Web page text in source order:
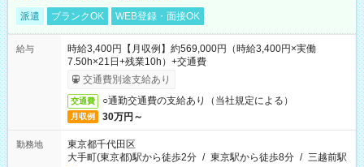
派遣 ブランクOK WEB登録・面接OK
給与
時給3,400円【月収例】約569,000円（時給3,400円×実働
7.50h×21日+残業10h）+交通費
交通費別途支給あり
交通費 ○通勤交通費の支給あり（当社規定による）
月収例 30万円～
勤務地
東京都千代田区
大手町(東京都)駅から徒歩2分 / 東京駅から徒歩8分 / 三越前駅